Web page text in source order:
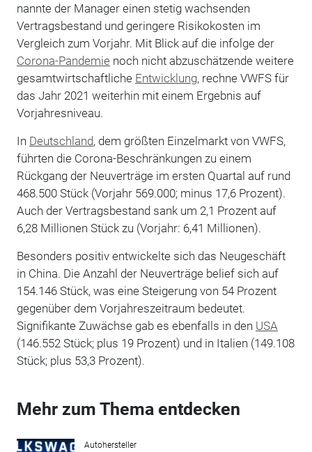
nannte der Manager einen stetig wachsenden
Vertragsbestand und geringere Risikokosten im
Vergleich zum Vorjahr. Mit Blick auf die infolge der
Corona-Pandemie noch nicht abzuschätzende weitere
gesamtwirtschaftliche Entwicklung, rechne VWFS für
das Jahr 2021 weiterhin mit einem Ergebnis auf
Vorjahresniveau.
In Deutschland, dem größten Einzelmarkt von VWFS,
führten die Corona-Beschränkungen zu einem
Rückgang der Neuverträge im ersten Quartal auf rund
468.500 Stück (Vorjahr 569.000; minus 17,6 Prozent).
Auch der Vertragsbestand sank um 2,1 Prozent auf
6,28 Millionen Stück zu (Vorjahr: 6,41 Millionen).
Besonders positiv entwickelte sich das Neugeschäft
in China. Die Anzahl der Neuverträge belief sich auf
154.146 Stück, was eine Steigerung von 54 Prozent
gegenüber dem Vorjahreszeitraum bedeutet.
Signifikante Zuwächse gab es ebenfalls in den USA
(146.552 Stück; plus 19 Prozent) und in Italien (149.108
Stück; plus 53,3 Prozent).
Mehr zum Thema entdecken
Autohersteller